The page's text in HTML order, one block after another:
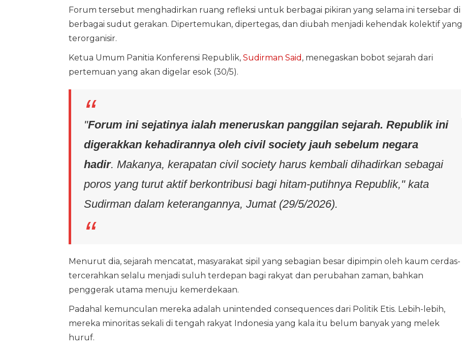
Forum tersebut menghadirkan ruang refleksi untuk berbagai pikiran yang selama ini tersebar di
berbagai sudut gerakan. Dipertemukan, dipertegas, dan diubah menjadi kehendak kolektif yang
terorganisir.
Ketua Umum Panitia Konferensi Republik, Sudirman Said , menegaskan bobot sejarah dari
pertemuan yang akan digelar esok (30/5).
"Forum ini sejatinya ialah meneruskan panggilan sejarah. Republik ini
digerakkan kehadirannya oleh civil society jauh sebelum negara
hadir. Makanya, kerapatan civil society harus kembali dihadirkan sebagai
poros yang turut aktif berkontribusi bagi hitam-putihnya Republik," kata
Sudirman dalam keterangannya, Jumat (29/5/2026).
Menurut dia, sejarah mencatat, masyarakat sipil yang sebagian besar dipimpin oleh kaum cerdas-
tercerahkan selalu menjadi suluh terdepan bagi rakyat dan perubahan zaman, bahkan
penggerak utama menuju kemerdekaan.
Padahal kemunculan mereka adalah unintended consequences dari Politik Etis. Lebih-lebih,
mereka minoritas sekali di tengah rakyat Indonesia yang kala itu belum banyak yang melek
huruf.